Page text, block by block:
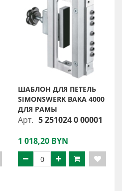
ШАБЛОН ДЛЯ ПЕТЕЛЬ
SIMONSWERK BAKA 4000
ДЛЯ РАМЫ
Арт. 5 251024 0 00001
1 018,20 BYN